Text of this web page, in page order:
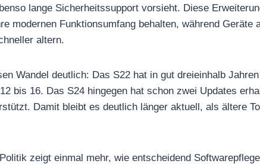
lange Sicherheitssupport vorsieht. Diese
modernen Funktionsumfang behalten, während Geräte
altern.
Wandel deutlich: Das S22 hat in gut dreieinhalb
bis 16. Das S24 hingegen hat schon zwei Updates
Damit bleibt es deutlich länger aktuell, als ältere
zeigt einmal mehr, wie entscheidend